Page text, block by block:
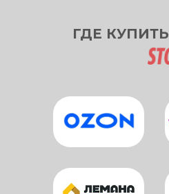
ГДЕ КУПИТЬ